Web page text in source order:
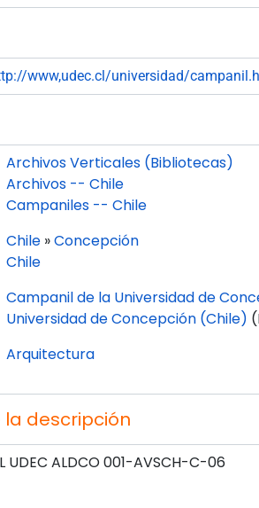
www,udec.cl/universidad/
Archivos Verticales (Bibliotecas)
Archivos -- Chile
Campaniles -- Chile
Chile »Concepción
Chile
Campanil de la Universidad de
Universidad de Concepción (Chile)
Arquitectura
descripción
UDEC ALDCO 001-AVSCH-C-06